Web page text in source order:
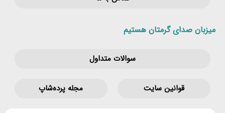
میزبان صدای گرمتان هستیم
سوالات متداول
قوانین‌ سایت مجله پرده‌شاپ